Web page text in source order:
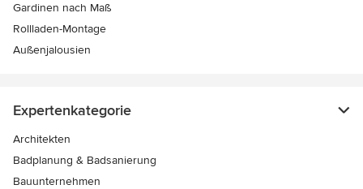
Gardinen nach Maß
Rollladen-Montage
Außenjalousien
Expertenkategorie
Architekten
Badplanung & Badsanierung
Bauunternehmen